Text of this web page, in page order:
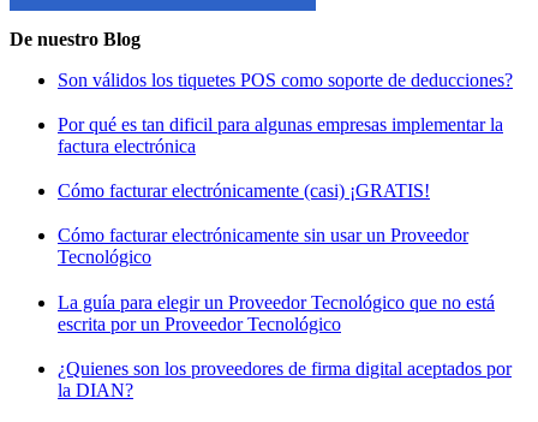
De nuestro Blog
Son válidos los tiquetes POS como soporte de deducciones?
Por qué es tan dificil para algunas empresas implementar la
factura electrónica
Cómo facturar electrónicamente (casi) ¡GRATIS!
Cómo facturar electrónicamente sin usar un Proveedor
Tecnológico
La guía para elegir un Proveedor Tecnológico que no está
escrita por un Proveedor Tecnológico
¿Quienes son los proveedores de firma digital aceptados por
la DIAN?